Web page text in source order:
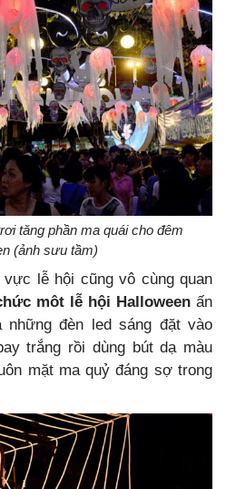
tăng phần ma quái cho đêm
(ảnh sưu tầm)
lễ hội cũng vô cùng quan
môt lễ hội Halloweenấn
đèn led sáng đặt vào
trắng rồi dùng bút dạ màu
mặt ma quỷ đáng sợ trong